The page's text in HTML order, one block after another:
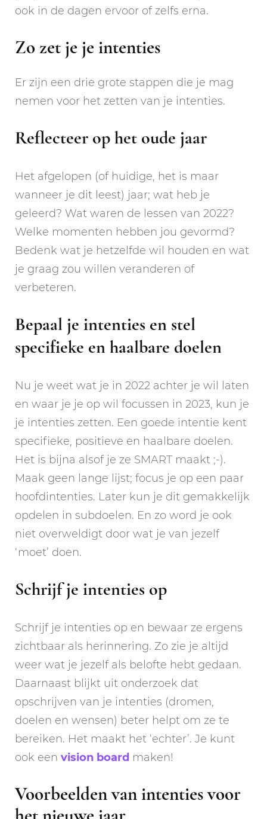
ook in de dagen ervoor of zelfs erna.
Zo zet je je intenties
Er zijn een drie grote stappen die je mag
nemen voor het zetten van je intenties.
Reflecteer op het oude jaar
Het afgelopen (of huidige, het is maar
wanneer je dit leest) jaar; wat heb je
geleerd? Wat waren de lessen van 2022?
Welke momenten hebben jou gevormd?
Bedenk wat je hetzelfde wil houden en wat
je graag zou willen veranderen of
verbeteren.
Bepaal je intenties en stel
specifieke en haalbare doelen
Nu je weet wat je in 2022 achter je wil laten
en waar je je op wil focussen in 2023, kun je
je intenties zetten. Een goede intentie kent
specifieke, positieve en haalbare doelen.
Het is bijna alsof je ze SMART maakt ;-).
Maak geen lange lijst; focus je op een paar
hoofdintenties. Later kun je dit gemakkelijk
opdelen in subdoelen. En zo word je ook
niet overweldigt door wat je van jezelf
‘moet’ doen.
Schrijf je intenties op
Schrijf je intenties op en bewaar ze ergens
zichtbaar als herinnering. Zo zie je altijd
weer wat je jezelf als belofte hebt gedaan.
Daarnaast blijkt uit onderzoek dat
opschrijven van je intenties (dromen,
doelen en wensen) beter helpt om ze te
bereiken. Het maakt het ‘echter’. Je kunt
ook een vision board maken!
Voorbeelden van intenties voor